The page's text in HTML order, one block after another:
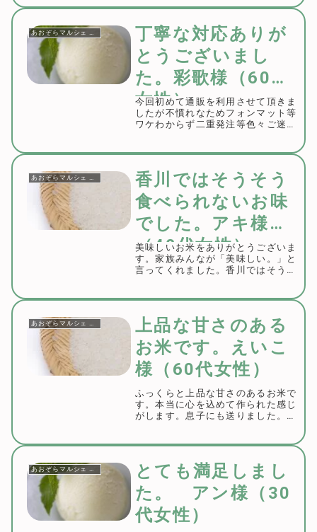
ご購入誠にありがとうございまし
た。ご賞味のご感想をいただき嬉し
く思います。地元つ...
丁寧な対応ありが
とうございまし
た。彩歌様（60代
女性）
今回初めて通販を利用させて頂きま
したが不慣れなためフォンマット等
ワケわからず二重発注等色々ご迷惑
失敗しておろおろしていたところメ
ールで親切にご説明下さり通販の不
安を安心感で返し...
あおぞらマルシェ お客様の声
香川ではそうそう
食べられないお味
でした。アキ様
（40代女性）
美味しいお米をありがとうございま
す。家族みんなが「美味しい。」と
言ってくれました。香川ではそうそ
キークイーン」と言うのですね。こ
の度はご利用誠にありがとうござい
ます。ミルキーク...
あおぞらマルシェ お客様の声
上品な甘さのある
お米です。えいこ
様（60代女性）
ふっくらと上品な甘さのあるお米で
す。本当に心を込めて作られた感じ
がします。息子にも送りました。こ
いました。またのご利用をお待ちし
ております。
あおぞらマルシェ お客様の声
とても満足しまし
た。 アン様（30
代女性）